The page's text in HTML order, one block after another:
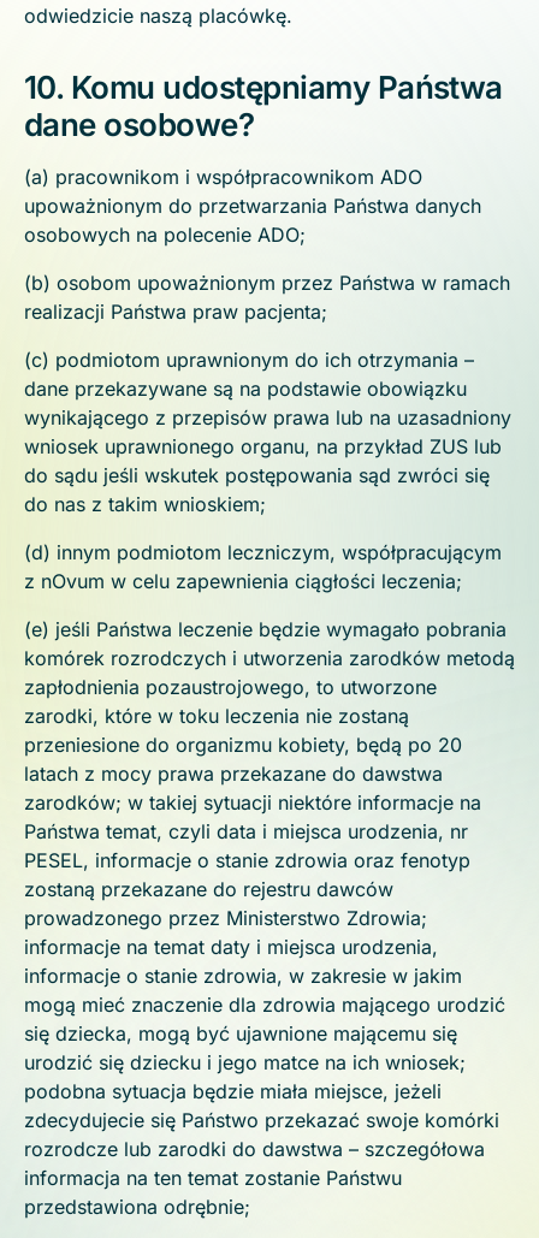
odwiedzicie naszą placówkę.
10. Komu udostępniamy Państwa
dane osobowe?
(a) pracownikom i współpracownikom ADO
upoważnionym do przetwarzania Państwa danych
osobowych na polecenie ADO;
(b) osobom upoważnionym przez Państwa w ramach
realizacji Państwa praw pacjenta;
(c) podmiotom uprawnionym do ich otrzymania –
dane przekazywane są na podstawie obowiązku
wynikającego z przepisów prawa lub na uzasadniony
wniosek uprawnionego organu, na przykład ZUS lub
do sądu jeśli wskutek postępowania sąd zwróci się
do nas z takim wnioskiem;
(d) innym podmiotom leczniczym, współpracującym
z nOvum w celu zapewnienia ciągłości leczenia;
(e) jeśli Państwa leczenie będzie wymagało pobrania
komórek rozrodczych i utworzenia zarodków metodą
zapłodnienia pozaustrojowego, to utworzone
zarodki, które w toku leczenia nie zostaną
przeniesione do organizmu kobiety, będą po 20
latach z mocy prawa przekazane do dawstwa
zarodków; w takiej sytuacji niektóre informacje na
Państwa temat, czyli data i miejsca urodzenia, nr
PESEL, informacje o stanie zdrowia oraz fenotyp
zostaną przekazane do rejestru dawców
prowadzonego przez Ministerstwo Zdrowia;
informacje na temat daty i miejsca urodzenia,
informacje o stanie zdrowia, w zakresie w jakim
mogą mieć znaczenie dla zdrowia mającego urodzić
się dziecka, mogą być ujawnione mającemu się
urodzić się dziecku i jego matce na ich wniosek;
podobna sytuacja będzie miała miejsce, jeżeli
zdecydujecie się Państwo przekazać swoje komórki
rozrodcze lub zarodki do dawstwa – szczegółowa
informacja na ten temat zostanie Państwu
przedstawiona odrębnie;